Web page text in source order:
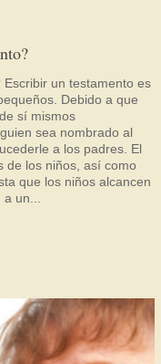
un testamento es
Debido a que
sí mismos
sea nombrado al
a los padres. El
de los niños, así como
que los niños alcancen
un...